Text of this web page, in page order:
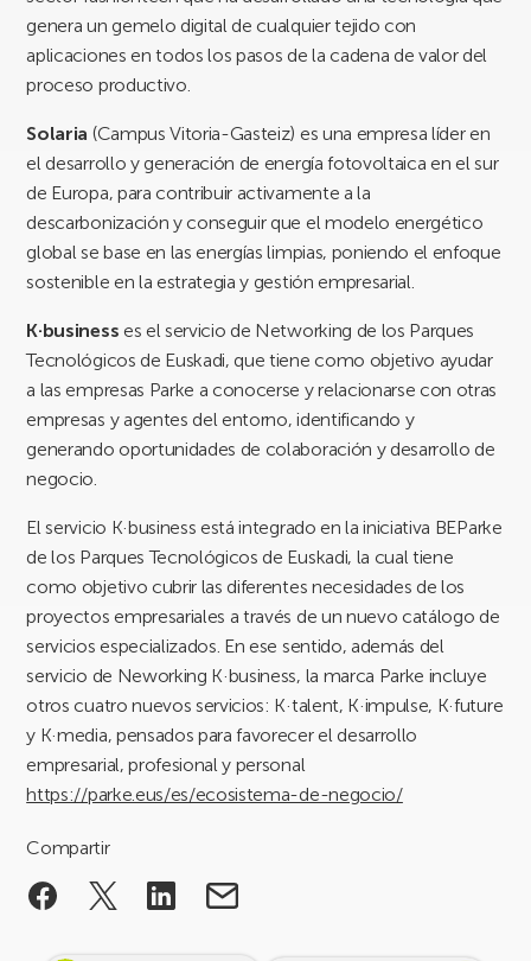
genera un gemelo digital de cualquier tejido con
aplicaciones en todos los pasos de la cadena de valor del
proceso productivo.
Solaria (Campus Vitoria-Gasteiz) es una empresa líder en
el desarrollo y generación de energía fotovoltaica en el sur
de Europa, para contribuir activamente a la
descarbonización y conseguir que el modelo energético
global se base en las energías limpias, poniendo el enfoque
sostenible en la estrategia y gestión empresarial.
K·business es el servicio de Networking de los Parques
Tecnológicos de Euskadi, que tiene como objetivo ayudar
a las empresas Parke a conocerse y relacionarse con otras
empresas y agentes del entorno, identificando y
generando oportunidades de colaboración y desarrollo de
negocio.
El servicio K·business está integrado en la iniciativa BEParke
de los Parques Tecnológicos de Euskadi, la cual tiene
como objetivo cubrir las diferentes necesidades de los
proyectos empresariales a través de un nuevo catálogo de
servicios especializados. En ese sentido, además del
servicio de Neworking K·business, la marca Parke incluye
otros cuatro nuevos servicios: K·talent, K·impulse, K·future
y K·media, pensados para favorecer el desarrollo
empresarial, profesional y personal
https://parke.eus/es/ecosistema-de-negocio/
Compartir